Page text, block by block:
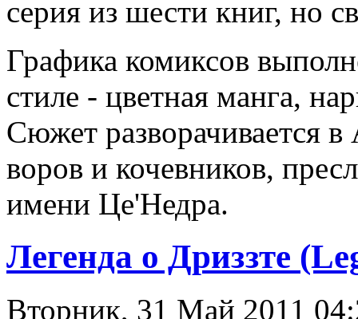
серия из шести книг, но
Графика комиксов
стиле - цветная манга,
Сюжет разворачивается
воров и кочевников,
имени Це'Недра.
Легенда о Дриззте
Вторник, 31 Май 2011